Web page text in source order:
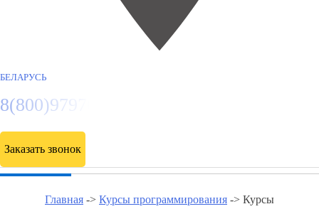
БЕЛАРУСЬ
8(800)9797043
Заказать звонок
Главная -> Курсы программирования -> Курсы